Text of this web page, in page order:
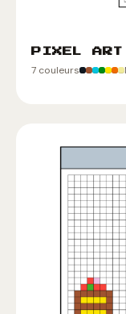
PIXEL ART
7 couleurs